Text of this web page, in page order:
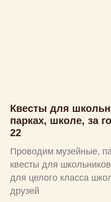
Квесты для
парках, школе, за
22
Проводим музейные,
квесты для
для целого класса
друзей